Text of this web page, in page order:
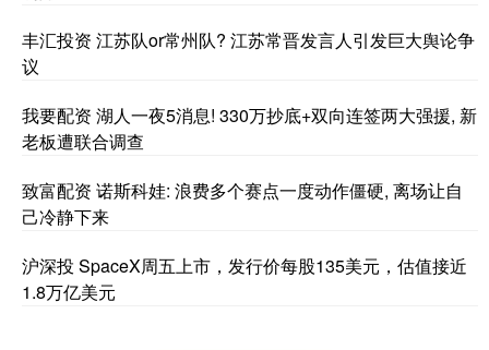
丰汇投资 江苏队or常州队? 江苏常晋发言人引发巨大舆论争
议
我要配资 湖人一夜5消息! 330万抄底+双向连签两大强援, 新
老板遭联合调查
致富配资 诺斯科娃: 浪费多个赛点一度动作僵硬, 离场让自
己冷静下来
沪深投 SpaceX周五上市，发行价每股135美元，估值接近
1.8万亿美元